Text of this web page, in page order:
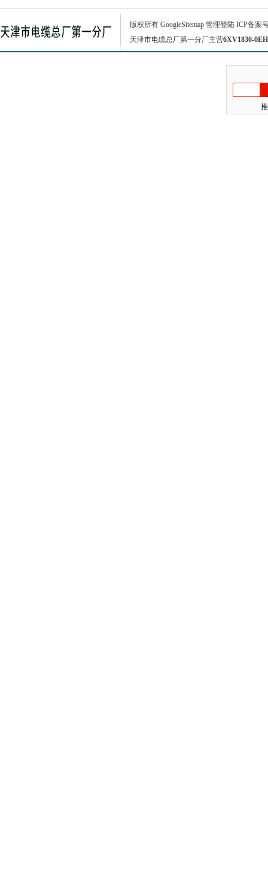
版权所有 GoogleSitemap 管理登陆 ICP备案
天津市电缆总厂第一分厂主营6XV1830-